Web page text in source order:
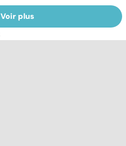
Voir plus